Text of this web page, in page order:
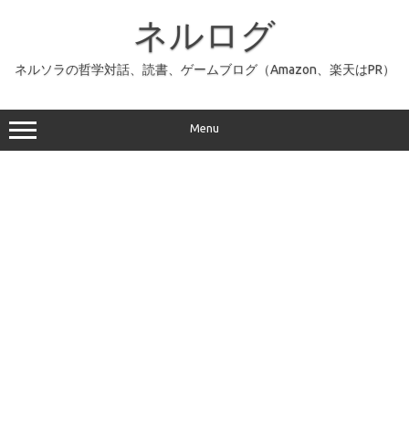
ッ
プ
ネルログ
ネルソラの哲学対話、読書、ゲームブログ（Amazon、楽天はPR）
Menu